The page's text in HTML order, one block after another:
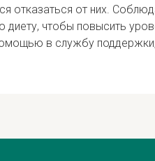
отказаться от них.
диету, чтобы повысить
в службу